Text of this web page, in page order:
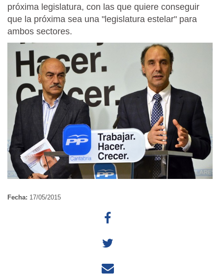
próxima legislatura, con las que quiere conseguir
que la próxima sea una "legislatura estelar" para
ambos sectores.
Fecha: 17/05/2015